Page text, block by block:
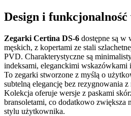
Design i
Zegarki Certina DS-6 dostępne są w
męskich, z kopertami ze stali
PVD. Charakterystyczne są
indeksami, eleganckimi
To zegarki stworzone z myślą o
subtelną elegancję bez rezygnowania
Kolekcja oferuje wersje z paskami
bransoletami, co dodatkowo zwiększa
stylu użytkownika.